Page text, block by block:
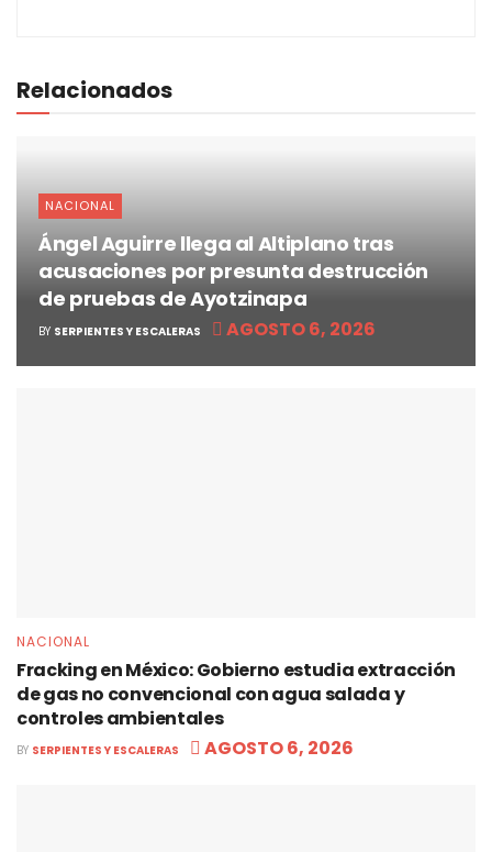
Relacionados
NACIONAL
Ángel Aguirre llega al Altiplano tras
acusaciones por presunta destrucción
de pruebas de Ayotzinapa
BY SERPIENTES Y ESCALERAS AGOSTO 6, 2026
NACIONAL
Fracking en México: Gobierno estudia extracción
de gas no convencional con agua salada y
controles ambientales
BY SERPIENTES Y ESCALERAS AGOSTO 6, 2026